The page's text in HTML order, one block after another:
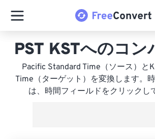
PST KSTへのコン
Pacific Standard Time（ソース）と
Time（ターゲット）を変換します。
は、時間フィールドをクリックし